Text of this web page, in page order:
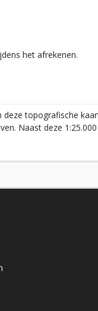
het afrekenen.
topografische
Naast deze